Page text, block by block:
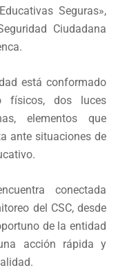
Seguras»,
Ciudadana
está conformado
físicos, dos luces
elementos que
ante situaciones de
conectada
del CSC, desde
de la entidad
acción rápida y